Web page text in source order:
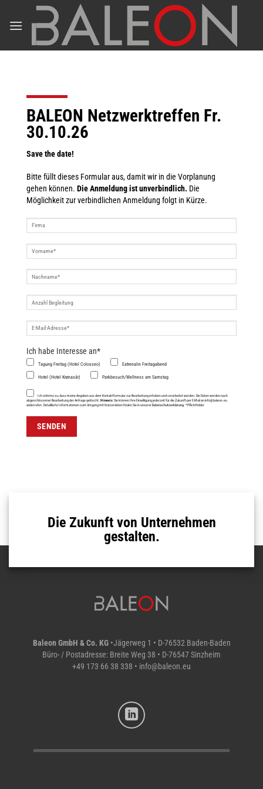
Inhalt
BALEON Netzwerktreffen Fr.
30.10.26
Save the date!
Bitte füllt dieses Formular aus, damit wir in die Vorplanung
gehen können. Die Anmeldung ist unverbindlich. Die
Möglichkeit zur verbindlichen Anmeldung folgt in Kürze.
Ich habe Interesse an*
Tagung Freitag (Hotel Colosseo) Eatrenalin Freitagabend
Hotel (Hotel Krønasår) Parkbesuch/Wellness am Samstag
Ich stimme zu, dass meine Angaben aus dem Kontaktformular zur Bearbeitung erhoben und verarbeitet werden. Die Daten werden nach
abgeschlossener Bearbeitung der Anfrage gelöscht. Hinweis: Sie können Ihre Einwilligung jederzeit für die Zukunft per E-Mail an info@baleon.eu
widerrufen. Detaillierte Informationen zum Umgang mit Nutzerdaten finden Sie in unsererDatenschutzerklärung . *Pflichtfelder
Die Zukunft von Unternehmen
gestalten.
Baleon GmbH & Co. KG•Jägerweg 1 • D-76532 Baden-Baden
Büro- / Postadresse: Breite Weg 38 • D-76547 Sinzheim
+49 173 66 38 338 • info@baleon.eu